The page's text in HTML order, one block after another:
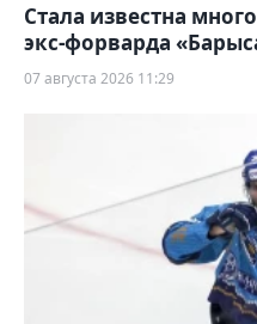
Стала известна
экс-форварда
07 августа 2026 11:29